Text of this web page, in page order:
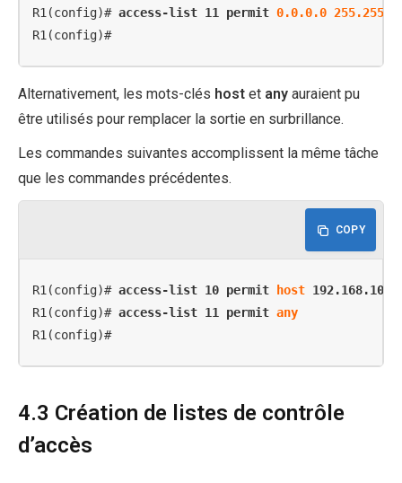
R1(config)# access-list 11 permit 0.0.0.0
R1(config)#
Alternativement, les mots-clés host et any auraient pu
être utilisés pour remplacer la sortie en surbrillance.
Les commandes suivantes accomplissent la même tâche
que les commandes précédentes.
COPY
R1(config)# access-list 10 permit host
R1(config)# access-list 11 permit any
R1(config)#
4.3 Création de listes de contrôle
d’accès